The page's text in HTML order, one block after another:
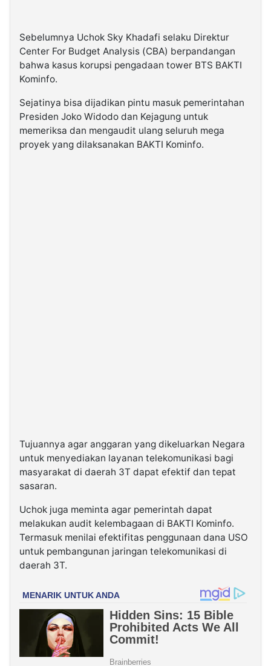
Sebelumnya Uchok Sky Khadafi selaku Direktur
Center For Budget Analysis (CBA) berpandangan
bahwa kasus korupsi pengadaan tower BTS BAKTI
Kominfo.
Sejatinya bisa dijadikan pintu masuk pemerintahan
Presiden Joko Widodo dan Kejagung untuk
memeriksa dan mengaudit ulang seluruh mega
proyek yang dilaksanakan BAKTI Kominfo.
Tujuannya agar anggaran yang dikeluarkan Negara
untuk menyediakan layanan telekomunikasi bagi
masyarakat di daerah 3T dapat efektif dan tepat
sasaran.
Uchok juga meminta agar pemerintah dapat
melakukan audit kelembagaan di BAKTI Kominfo.
Termasuk menilai efektifitas penggunaan dana USO
untuk pembangunan jaringan telekomunikasi di
daerah 3T.